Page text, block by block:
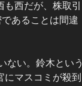
西だが、株取引
あることは間違
ない。鈴木という
マスコミが殺到